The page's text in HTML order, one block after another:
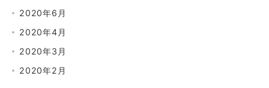
2020年6月
2020年4月
2020年3月
2020年2月